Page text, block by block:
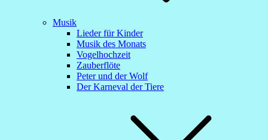
Musik
Lieder für Kinder
Musik des Monats
Vogelhochzeit
Zauberflöte
Peter und der Wolf
Der Karneval der Tiere